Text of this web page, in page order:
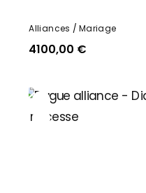
Alliances Mariage
4100,00 €